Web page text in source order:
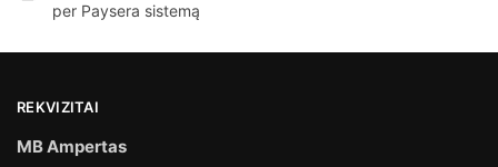
per Paysera sistemą
REKVIZITAI
MB Ampertas